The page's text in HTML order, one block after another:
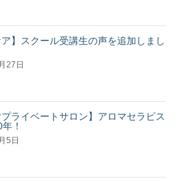
ア】スクール受講生の声を追加しまし
27日
ライベートサロン】アロマセラピス
！
5日